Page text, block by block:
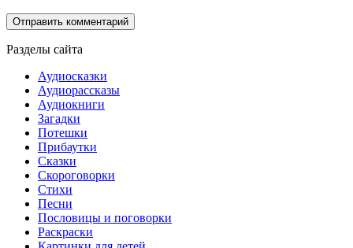
Разделы сайта
Аудиосказки
Аудиорассказы
Аудиокниги
Загадки
Потешки
Прибаутки
Сказки
Скороговорки
Стихи
Песни
Пословицы и поговорки
Раскраски